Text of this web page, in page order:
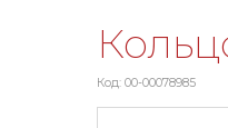
Код: 00-00078985